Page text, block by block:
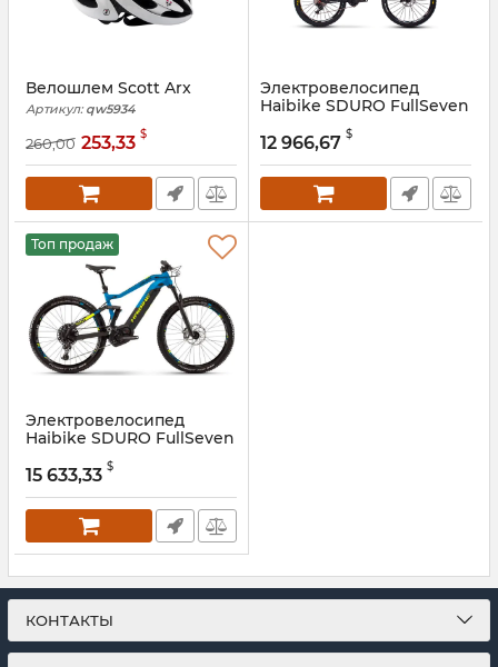
Велошлем Scott Arx
Артикул: qw5934
260,00 253,33 $
Электровелосипед
Haibike SDURO FullSeven
9.0 i500Wh 12-G NX 2018
Артикул: er45373
12 966,67 $
Топ продаж
Электровелосипед
Haibike SDURO FullSeven
9.0 i500Wh 12-G NX 2019
Артикул: er45373
15 633,33 $
КОНТАКТЫ